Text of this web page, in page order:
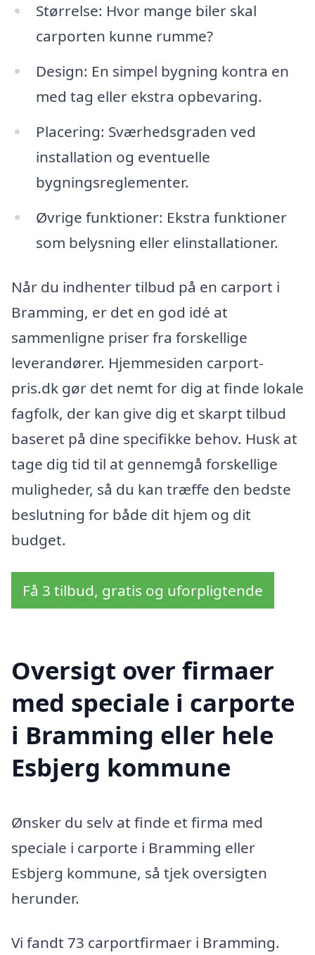
Størrelse: Hvor mange biler skal
carporten kunne rumme?
Design: En simpel bygning kontra en
med tag eller ekstra opbevaring.
Placering: Sværhedsgraden ved
installation og eventuelle
bygningsreglementer.
Øvrige funktioner: Ekstra funktioner
som belysning eller elinstallationer.
Når du indhenter tilbud på en carport i
Bramming, er det en god idé at
sammenligne priser fra forskellige
leverandører. Hjemmesiden carport-
pris.dk gør det nemt for dig at finde lokale
fagfolk, der kan give dig et skarpt tilbud
baseret på dine specifikke behov. Husk at
tage dig tid til at gennemgå forskellige
muligheder, så du kan træffe den bedste
beslutning for både dit hjem og dit
budget.
Få 3 tilbud, gratis og uforpligtende
Oversigt over firmaer
med speciale i carporte
i Bramming eller hele
Esbjerg kommune
Ønsker du selv at finde et firma med
speciale i carporte i Bramming eller
Esbjerg kommune, så tjek oversigten
herunder.
Vi fandt 73 carportfirmaer i Bramming.